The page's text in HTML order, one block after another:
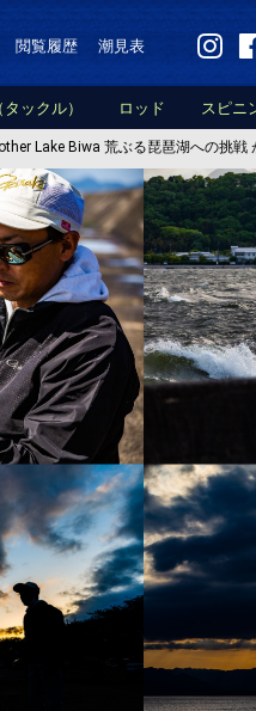
閲覧履歴 潮見表
ックル） ロッド スピニ
Lake Biwa 荒ぶる琵琶湖への挑戦